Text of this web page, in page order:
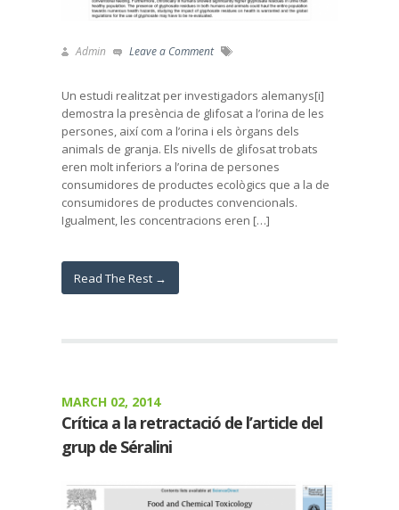
Admin Leave a Comment
Un estudi realitzat per investigadors alemanys[i]
demostra la presència de glifosat a l’orina de les
persones, així com a l’orina i els òrgans dels
animals de granja. Els nivells de glifosat trobats
eren molt inferiors a l’orina de persones
consumidores de productes ecològics que a la de
consumidores de productes convencionals.
Igualment, les concentracions eren […]
Read The Rest →
MARCH 02, 2014
Crítica a la retractació de l’article del
grup de Séralini